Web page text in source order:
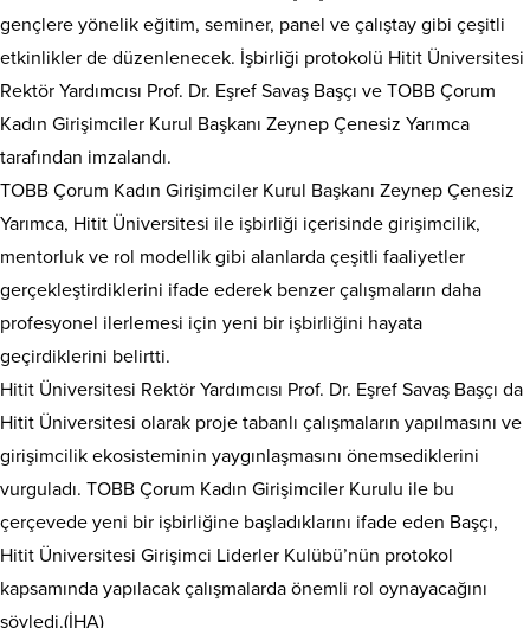
gençlere yönelik eğitim, seminer, panel ve çalıştay gibi çeşitli
etkinlikler de düzenlenecek. İşbirliği protokolü Hitit Üniversitesi
Rektör Yardımcısı Prof. Dr. Eşref Savaş Başçı ve TOBB Çorum
Kadın Girişimciler Kurul Başkanı Zeynep Çenesiz Yarımca
tarafından imzalandı.
TOBB Çorum Kadın Girişimciler Kurul Başkanı Zeynep Çenesiz
Yarımca, Hitit Üniversitesi ile işbirliği içerisinde girişimcilik,
mentorluk ve rol modellik gibi alanlarda çeşitli faaliyetler
gerçekleştirdiklerini ifade ederek benzer çalışmaların daha
profesyonel ilerlemesi için yeni bir işbirliğini hayata
geçirdiklerini belirtti.
Hitit Üniversitesi Rektör Yardımcısı Prof. Dr. Eşref Savaş Başçı da
Hitit Üniversitesi olarak proje tabanlı çalışmaların yapılmasını ve
girişimcilik ekosisteminin yaygınlaşmasını önemsediklerini
vurguladı. TOBB Çorum Kadın Girişimciler Kurulu ile bu
çerçevede yeni bir işbirliğine başladıklarını ifade eden Başçı,
Hitit Üniversitesi Girişimci Liderler Kulübü’nün protokol
kapsamında yapılacak çalışmalarda önemli rol oynayacağını
söyledi.(İHA)